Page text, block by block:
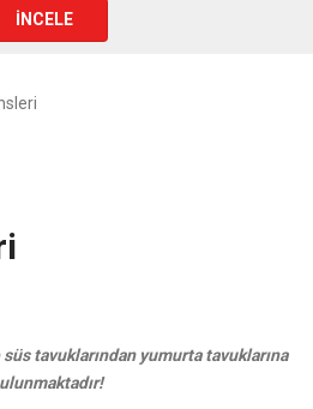
İNCELE
tavuklarından yumurta tavuklarına